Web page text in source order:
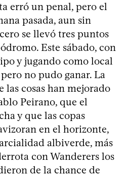
erró un penal, pero el
pasada, aun sin
se llevó tres puntos
Este sábado, con
y jugando como local
no pudo ganar. La
cosas han mejorado
Peirano, que el
y que las copas
en el horizonte,
albiverde, más
con Wanderers los
de la chance de